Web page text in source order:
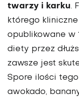
twarzy i karku.
którego
opublikowane w
diety przez
zawsze jest
Spore ilości
awokado,